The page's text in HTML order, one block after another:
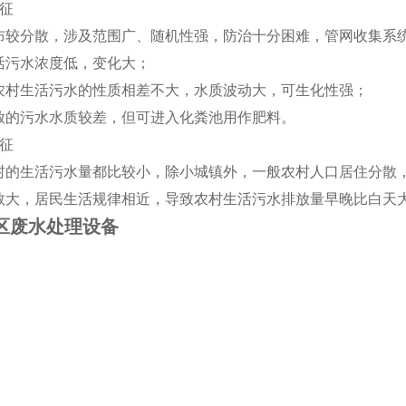
分散，涉及范围广、随机性强，防治十分困难，管网收集系
水浓度低，变化大；
生活污水的性质相差不大，水质波动大，可生化性强；
污水水质较差，但可进入化粪池用作肥料。
生活污水量都比较小，除小城镇外，一般农村人口居住分散
，居民生活规律相近，导致农村生活污水排放量早晚比白天
废水处理设备